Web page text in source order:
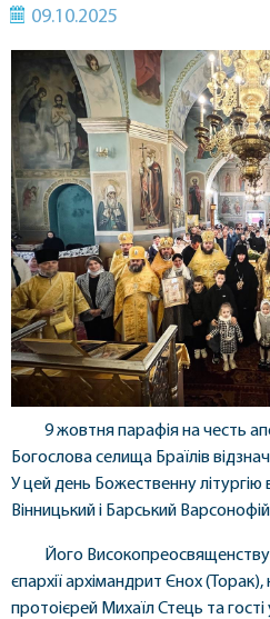
09.10.2025
9 жовтня парафія на честь
Богослова селища Браїлів
У цей день Божественну
Вінницький і Барський
Його
єпархії архімандрит Єнох
протоієрей Михаїл Стець та